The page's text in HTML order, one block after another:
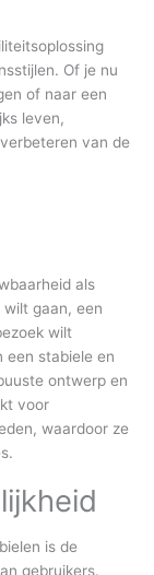
Of je nu
of naar een
leven,
van de
als
gaan, een
wilt
een stabiele en
ontwerp en
voor
waardoor ze
is de
gebruikers.